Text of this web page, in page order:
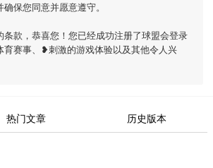
保您同意并愿意遵守。
款，恭喜您！您已经成功注册了球盟会登录
赛事、❥刺激的游戏体验以及其他令人兴
热门文章 历史版本